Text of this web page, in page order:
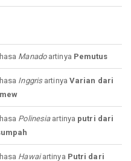
Manadoartinya Pemutus
Inggrisartinya Varian dari
Polinesiaartinya putri dari
Hawaiartinya Putri dari